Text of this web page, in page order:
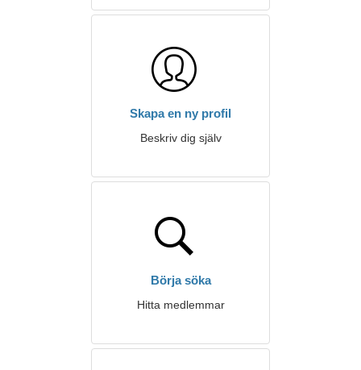
Skapa en ny profil
Beskriv dig själv
Börja söka
Hitta medlemmar